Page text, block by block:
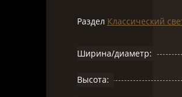
Раздел Классический
Ширина/диаметр:
Высота: